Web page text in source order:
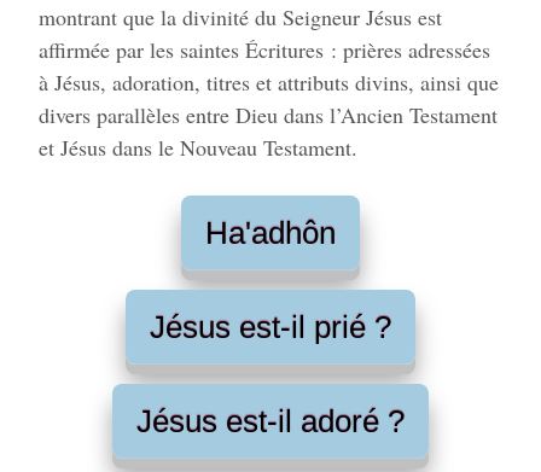
montrant que la divinité du Seigneur Jésus est
affirmée par les saintes Écritures : prières adressées
à Jésus, adoration, titres et attributs divins, ainsi que
divers parallèles entre Dieu dans l’Ancien Testament
et Jésus dans le Nouveau Testament.
Ha'adhôn
Jésus est-il prié ?
Jésus est-il adoré ?